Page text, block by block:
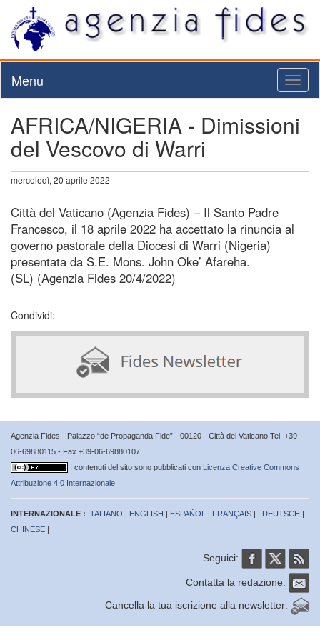
Menu
AFRICA/NIGERIA - Dimissioni
del Vescovo di Warri
mercoledì, 20 aprile 2022
Città del Vaticano (Agenzia Fides) – Il Santo Padre
Francesco, il 18 aprile 2022 ha accettato la rinuncia al
governo pastorale della Diocesi di Warri (Nigeria)
presentata da S.E. Mons. John Oke’ Afareha.
(SL) (Agenzia Fides 20/4/2022)
Condividi:
Agenzia Fides - Palazzo “de Propaganda Fide” - 00120 - Città del Vaticano Tel. +39-
06-69880115 - Fax +39-06-69880107
I contenuti del sito sono pubblicati con Licenza Creative Commons
Attribuzione 4.0 Internazionale
INTERNAZIONALE : ITALIANO | ENGLISH | ESPAÑOL | FRANÇAIS | | DEUTSCH |
CHINESE |
Seguici:
Contatta la redazione:
Cancella la tua iscrizione alla newsletter: